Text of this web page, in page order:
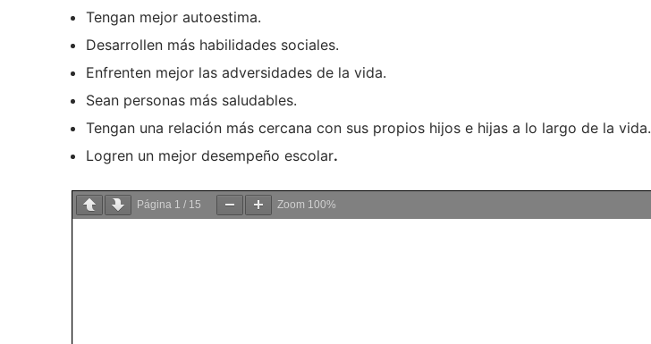
Tengan mejor autoestima.
Desarrollen más habilidades sociales.
Enfrenten mejor las adversidades de la vida.
Sean personas más saludables.
Tengan una relación más cercana con sus propios hijos e hijas a lo largo de la vida.
Logren un mejor desempeño escolar.
Página 1 / 15 Zoom 100%